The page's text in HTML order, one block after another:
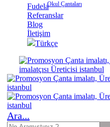
Okul Çantaları
Fudela
Referanslar
Blog
İletişim
Türkçe
Ara...